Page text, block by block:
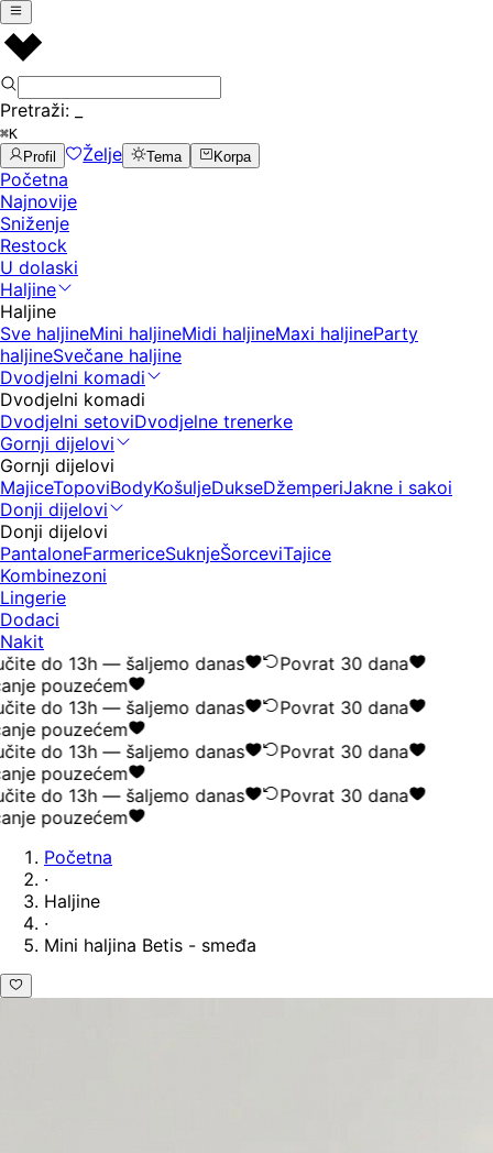
Pretraži:
⌘K
Profil
Želje Tema Korpa
Početna
Najnovije
Sniženje
Restock
U dolaski
Haljine
Haljine
Sve haljineMini haljineMidi haljineMaxi haljineParty
haljineSvečane haljine
Dvodjelni komadi
Dvodjelni komadi
Dvodjelni setoviDvodjelne trenerke
Gornji dijelovi
Gornji dijelovi
MajiceTopoviBodyKošuljeDukseDžemperiJakne i sakoi
Donji dijelovi
Donji dijelovi
PantaloneFarmericeSuknjeŠorceviTajice
Kombinezoni
Lingerie
Dodaci
Nakit
do 13h — šaljemo danas
Povrat 30 dana
pouzećem
do 13h — šaljemo danas
Povrat 30 dana
pouzećem
do 13h — šaljemo danas
Povrat 30 dana
pouzećem
do 13h — šaljemo danas
Povrat 30 dana
pouzećem
Početna
·
Haljine
·
Mini haljina Betis - smeđa